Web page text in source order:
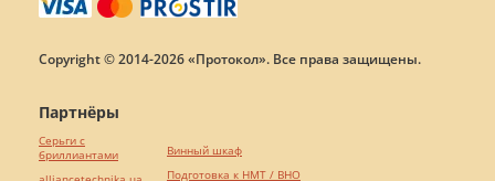
Copyright © 2014-2026 «Протокол». Все права защищены.
Партнёры
Серьги с
бриллиантами
Винный шкаф
Подготовка к НМТ / ВНО